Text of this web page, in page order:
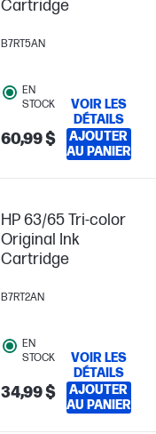
Cartridge
B7RT5AN
EN
STOCK
60,99 $
VOIR LES
DÉTAILS
AJOUTER
AU PANIER
HP 63/65 Tri-color
Original Ink
Cartridge
B7RT2AN
EN
STOCK
34,99 $
VOIR LES
DÉTAILS
AJOUTER
AU PANIER